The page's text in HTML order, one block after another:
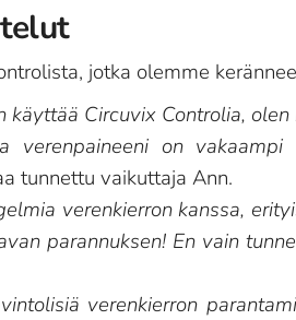
jotka olemme
käyttää Circuvix Controlia,
verenpaineeni on
tunnettu vaikuttaja Ann.
verenkierron kanssa,
parannuksen! En vain
verenkierron